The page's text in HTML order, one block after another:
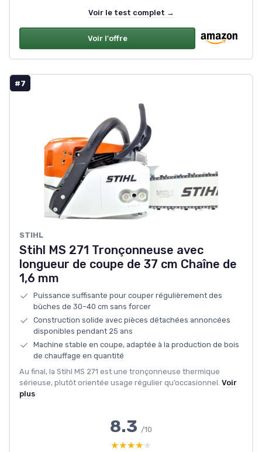
Voir le test complet →
Voir l'offre
#7
STIHL
Stihl MS 271 Tronçonneuse avec
longueur de coupe de 37 cm Chaîne de
1,6 mm
Puissance suffisante pour couper régulièrement des
bûches de 30–40 cm sans forcer
Construction solide avec pièces détachées annoncées
disponibles pendant 25 ans
Machine stable en coupe, adaptée à la production de bois
de chauffage en quantité
Au final, la Stihl MS 271 est une tronçonneuse thermique
sérieuse, plutôt orientée usage régulier qu’occasionnel. Voir
plus
8.3 /10
★★★★★
★★★★★